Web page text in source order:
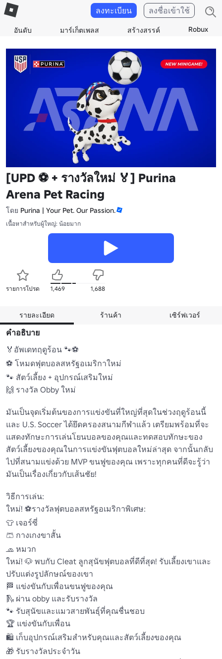
อันดับ มาร์เก็ตเพลส สร้างสรรค์ Robux
ลงทะเบียน ลงชื่อเข้าใช้
[UPD ⚽️ + รางวัลใหม่ 🏅] Purina
Arena Pet Racing
โดย Purina | Your Pet. Our Passion.
เนื้อหาสำหรับผู้ใหญ่: น้อยมาก
รายการโปรด 1,469 1,688
รายละเอียด ร้านค้า เซิร์ฟเวอร์
คำอธิบาย
🏅อัพเดทฤดูร้อน 🐾⚽
⚽ โหมดฟุตบอลสหรัฐอเมริกาใหม่
🐾 สัตว์เลี้ยง + อุปกรณ์เสริมใหม่
🙌 รางวัล Obby ใหม่
มันเป็นจุดเริ่มต้นของการแข่งขันที่ใหญ่ที่สุดในช่วงฤดูร้อนนี้
และ U.S. Soccer ได้ยึดครองสนามกีฬาแล้ว เตรียมพร้อมที่จะ
แสดงทักษะการเล่นโยนบอลของคุณและทดสอบทักษะของ
สัตว์เลี้ยงของคุณในการแข่งขันฟุตบอลใหม่ล่าสุด จากนั้นกลับ
ไปที่สนามแข่งด้วย MVP ขนฟูของคุณ เพราะทุกคนที่ดีจะรู้ว่า
มันเป็นเรื่องเกี่ยวกับเส้นชัย!
วิธีการเล่น:
ใหม่! ⚽รางวัลฟุตบอลสหรัฐอเมริกาพิเศษ:
👕 เจอร์ซี่
🩳 กางเกงขาสั้น
🧢 หมวก
ใหม่! 🐶 พบกับ Cleat ลูกสุนัขฟุตบอลที่ดีที่สุด! รับเลี้ยงเขาและ
ปรับแต่งรูปลักษณ์ของเขา
🏁 แข่งขันกับเพื่อนขนฟูของคุณ
🛝 ผ่าน obby และรับรางวัล
🐾 รับสุนัขและแมวสายพันธุ์ที่คุณชื่นชอบ
🏆 แข่งขันกับเพื่อน
🛍️ เก็บอุปกรณ์เสริมสำหรับคุณและสัตว์เลี้ยงของคุณ
🎁 รับรางวัลประจำวัน